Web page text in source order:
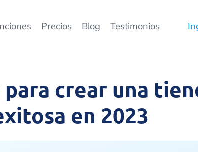
Precios Blog Testimonios
crear una
en 2023